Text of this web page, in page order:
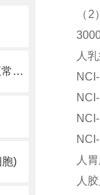
肝细胞培养 NCTC1469细胞小鼠正常肝细胞
)
（
人
人
人